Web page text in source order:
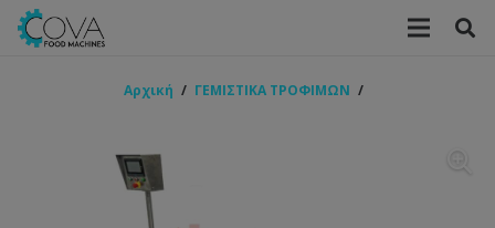
Αρχική / ΓΕΜΙΣΤΙΚΑ ΤΡΟΦΙΜΩΝ /